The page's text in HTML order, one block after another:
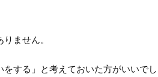
ません。
する」と考えておいた方がいいでし